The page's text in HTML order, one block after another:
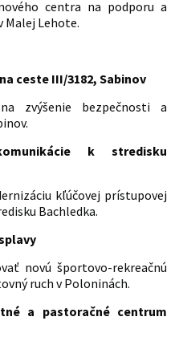
centra na podporu a
Malej Lehote.
ceste III/3182, Sabinov
zvýšenie bezpečnosti a
k stredisku
kľúčovej prístupovej
Bachledka.
novú športovo-rekreačnú
ruch v Poloninách.
a pastoračné centrum